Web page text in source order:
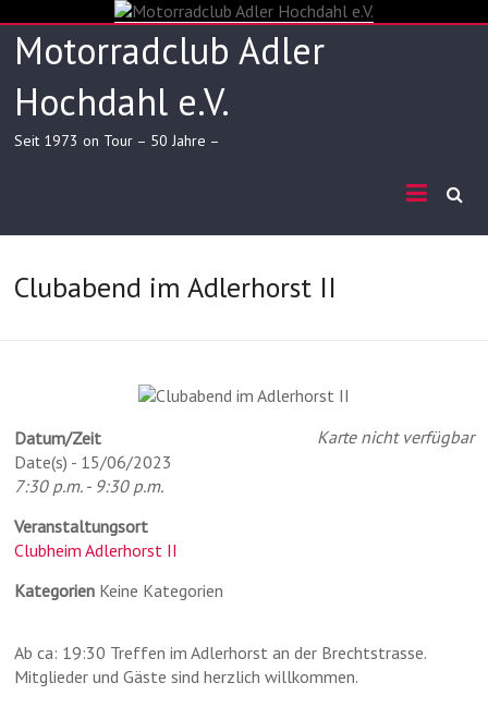
to
content
Motorradclub Adler
Hochdahl e.V.
Seit 1973 on Tour – 50 Jahre –
Clubabend im Adlerhorst II
Karte nicht verfügbar
Datum/Zeit
Date(s) - 15/06/2023
7:30 p.m. - 9:30 p.m.
Veranstaltungsort
Clubheim Adlerhorst II
Kategorien Keine Kategorien
Ab ca: 19:30 Treffen im Adlerhorst an der Brechtstrasse.
Mitglieder und Gäste sind herzlich willkommen.